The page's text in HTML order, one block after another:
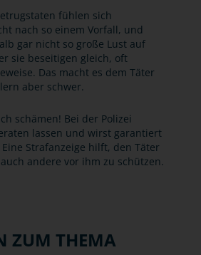
fühlen sich
nach so einem Vorfall, und
gar nicht so große Lust auf
sie beseitigen gleich, oft
Das macht es dem Täter
aber schwer.
schämen! Bei der Polizei
lassen und wirst garantiert
Strafanzeige hilft, den Täter
andere vor ihm zu schützen.
ZUM THEMA